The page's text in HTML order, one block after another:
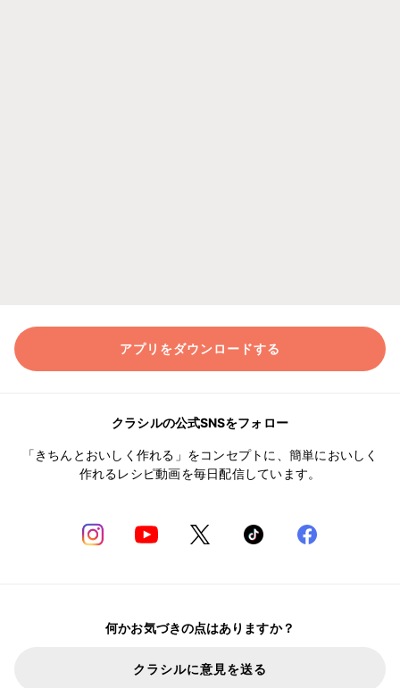
アプリをダウンロードする
クラシルの公式SNSをフォロー
「きちんとおいしく作れる」をコンセプトに、簡単においしく
作れるレシピ動画を毎日配信しています。
何かお気づきの点はありますか？
クラシルに意見を送る